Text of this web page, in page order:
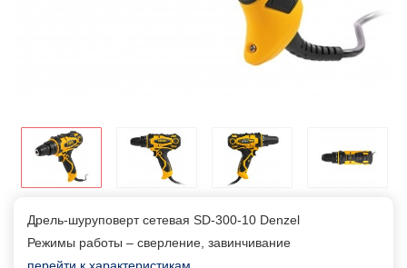
Дрель-шуруповерт сетевая SD-300-10 Denzel
Режимы работы – сверление, завинчивание